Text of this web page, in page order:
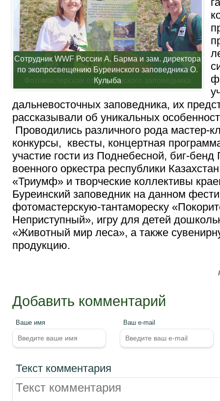
Фотомастерская от Буреинского заповедника
дальневосточных заповедника, их
рассказывали об уникальных
Проводились различного рода мастер-
конкурсы, квесты, концертная
участие гости из Поднебесной, биг-бенд
военного оркестра республики
«Триумф» и творческие коллективы
Буреинский заповедник на данном
фотомастерскую-тантамореску
Неприступный», игру для детей
«Животный мир леса», а также
продукцию.
Добавить комментарий
Ваше имя Ваш e-mail
Текст комментария